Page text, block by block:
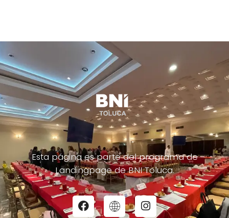
Esta página es parte del programa de
Landingpage de BNI Toluca.